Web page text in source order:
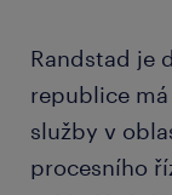
Randstad je
republice
služby v
procesního